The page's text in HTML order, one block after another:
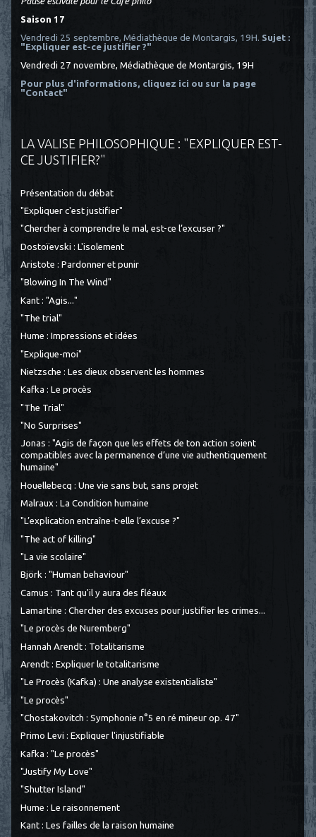
Saison 17
Vendredi 25 septembre, Médiathèque de Montargis, 19H. Sujet :
"Expliquer est-ce justifier ?"
Vendredi 27 novembre, Médiathèque de Montargis, 19H
Pour plus d'informations, cliquez ici ou sur la page
"Contact"
LA VALISE PHILOSOPHIQUE : "EXPLIQUER EST-
CE JUSTIFIER?"
Présentation du débat
"Expliquer c'est justifier"
"Chercher à comprendre le mal, est-ce l’excuser ?"
Dostoïevski : L'isolement
Aristote : Pardonner et punir
"Blowing In The Wind"
Kant : "Agis..."
"The trial"
Hume : Impressions et idées
"Explique-moi"
Nietzsche : Les dieux observent les hommes
Kafka : Le procès
"The Trial"
"No Surprises"
Jonas : "Agis de façon que les effets de ton action soient
compatibles avec la permanence d’une vie authentiquement
humaine"
Houellebecq : Une vie sans but, sans projet
Malraux : La Condition humaine
"L’explication entraîne-t-elle l’excuse ?"
"The act of killing"
"La vie scolaire"
Björk : "Human behaviour"
Camus : Tant qu'il y aura des fléaux
Lamartine : Chercher des excuses pour justifier les crimes...
"Le procès de Nuremberg"
Hannah Arendt : Totalitarisme
Arendt : Expliquer le totalitarisme
"Le Procès (Kafka) : Une analyse existentialiste"
"Le procès"
"Chostakovitch : Symphonie n°5 en ré mineur op. 47"
Primo Levi : Expliquer l'injustifiable
Kafka : "Le procès"
"Justify My Love"
"Shutter Island"
Hume : Le raisonnement
Kant : Les failles de la raison humaine